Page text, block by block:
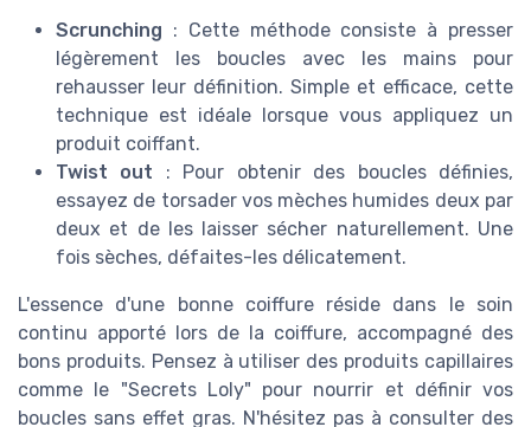
Scrunching : Cette méthode consiste à presser
légèrement les boucles avec les mains pour
rehausser leur définition. Simple et efficace, cette
technique est idéale lorsque vous appliquez un
produit coiffant.
Twist out : Pour obtenir des boucles définies,
essayez de torsader vos mèches humides deux par
deux et de les laisser sécher naturellement. Une
fois sèches, défaites-les délicatement.
L'essence d'une bonne coiffure réside dans le soin
continu apporté lors de la coiffure, accompagné des
bons produits. Pensez à utiliser des produits capillaires
comme le "Secrets Loly" pour nourrir et définir vos
boucles sans effet gras. N'hésitez pas à consulter des